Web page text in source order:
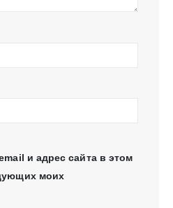
и адрес сайта в этом
моих